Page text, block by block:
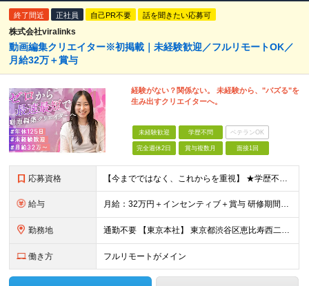
終了間近 正社員 自己PR不要 話を聞きたい応募可
株式会社viralinks
動画編集クリエイター※初掲載｜未経験歓迎／フルリモートOK／
月給32万＋賞与
経験がない？関係ない。 未経験から、"バズる"を
生み出すクリエイターへ。
未経験歓迎 学歴不問 ベテランOK
完全週休2日 賞与複数月 面接1回
応募資格 【今までではなく、これからを重視】 ★学歴不問 ★職種未経験歓迎 ★業種未経験歓迎 ★社会人未経験歓迎 ★第二新卒歓迎 ★ブランクOK ★動画編集・デザイン制作の勉強を独学でしている方など ※基礎的
給与 月給：32万円＋インセンティブ＋賞与 研修期間中：月給25万円～ ＼ 頑張りはしっかり評価！ ／ 研修期間中でも、スキルの習得状況や成果に応じて月給27万円へ昇給が可能です。 【研修期間】 期
勤務地 通勤不要 【東京本社】 東京都渋谷区恵比寿西二丁目8番4号 EX恵比寿西ビル5階
働き方 フルリモートがメイン